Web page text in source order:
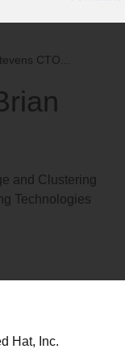
CTO...
and Clustering
Technologies
Hat, Inc.